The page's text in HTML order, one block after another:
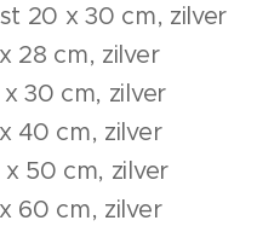
20 x 30 cm, zilver
28 cm, zilver
30 cm, zilver
40 cm, zilver
50 cm, zilver
60 cm, zilver